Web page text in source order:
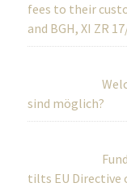
fees to their
and BGH, XI ZR
sind möglich?
tilts EU Directive